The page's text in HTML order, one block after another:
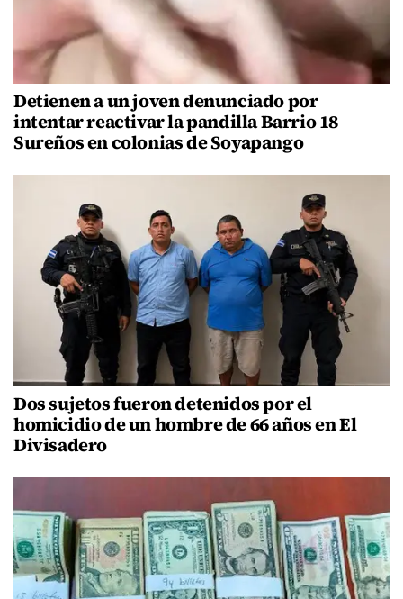
Detienen a un joven denunciado por
intentar reactivar la pandilla Barrio 18
Sureños en colonias de Soyapango
Dos sujetos fueron detenidos por el
homicidio de un hombre de 66 años en El
Divisadero